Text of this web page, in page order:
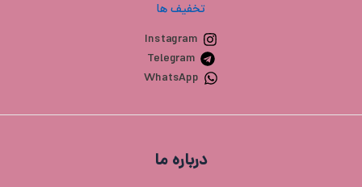
تخفیف ها
Instagram
Telegram
WhatsApp
درباره ما